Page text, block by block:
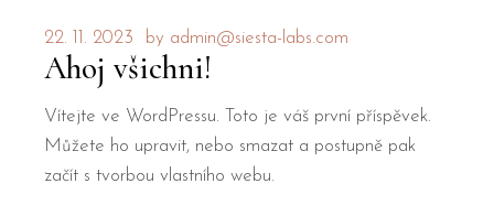
22. 11. 2023 by admin@siesta-labs.com
Ahoj všichni!
Vítejte ve WordPressu. Toto je váš první příspěvek.
Můžete ho upravit, nebo smazat a postupně pak
začít s tvorbou vlastního webu.